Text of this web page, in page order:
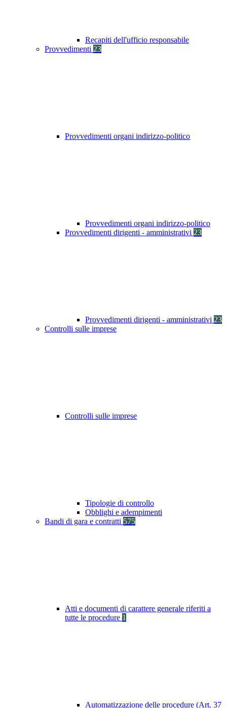
Recapiti dell'ufficio responsabile
Provvedimenti 23
Provvedimenti organi indirizzo-politico
Provvedimenti organi indirizzo-politico
Provvedimenti dirigenti - amministrativi 23
Provvedimenti dirigenti - amministrativi 23
Controlli sulle imprese
Controlli sulle imprese
Tipologie di controllo
Obblighi e adempimenti
Bandi di gara e contratti 575
Atti e documenti di carattere generale riferiti a
tutte le procedure 1
Automatizzazione delle procedure (Art. 37